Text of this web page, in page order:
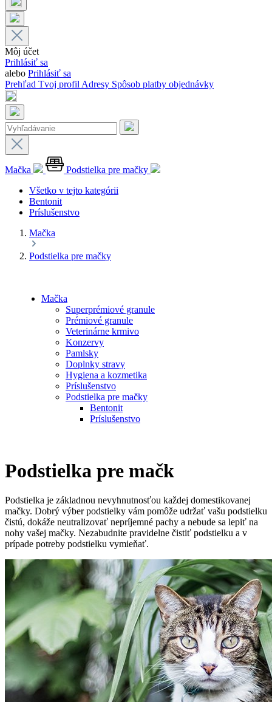
Môj účet
Prihlásiť sa
alebo Prihlásiť sa
Prehľad Tvoj profilAdresy Spôsob platby objednávky
Mačka
Podstielka pre mačky
Všetko v tejto kategórii
Bentonit
Príslušenstvo
Mačka
Podstielka pre mačky
Mačka
Superprémiové granule
Prémiové granule
Veterinárne krmivo
Konzervy
Pamlsky
Doplnky stravy
Hygiena a kozmetika
Príslušenstvo
Podstielka pre mačky
Bentonit
Príslušenstvo
Podstielka pre mačk
Podstielka je základnou nevyhnutnosťou každej domestikovanej
mačky. Dobrý výber podstielky vám pomôže udržať vašu podstielku
čistú, dokáže neutralizovať nepríjemné pachy a nebude sa lepiť na
nohy vašej mačky. Nezabudnite pravidelne čistiť podstielku a v
prípade potreby podstielku vymieňať.